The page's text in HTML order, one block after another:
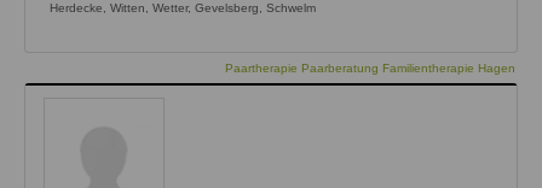
Herdecke, Witten, Wetter, Gevelsberg, Schwelm
Paartherapie Paarberatung Familientherapie Hagen